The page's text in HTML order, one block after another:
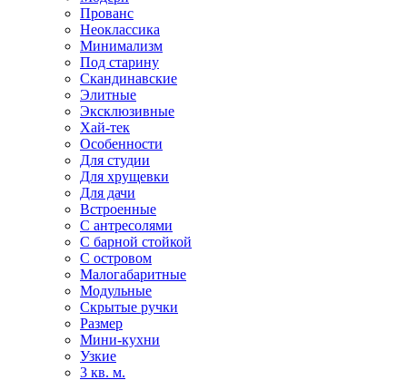
Прованс
Неоклассика
Минимализм
Под старину
Скандинавские
Элитные
Эксклюзивные
Хай-тек
Особенности
Для студии
Для хрущевки
Для дачи
Встроенные
С антресолями
С барной стойкой
С островом
Малогабаритные
Модульные
Скрытые ручки
Размер
Мини-кухни
Узкие
3 кв. м.